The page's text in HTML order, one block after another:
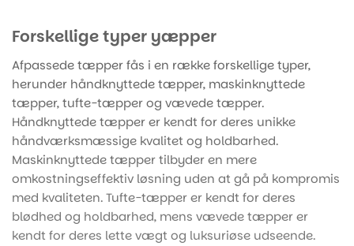
Forskellige typer yæpper
Afpassede tæpper fås i en række forskellige typer,
herunder håndknyttede tæpper, maskinknyttede
tæpper, tufte-tæpper og vævede tæpper.
Håndknyttede tæpper er kendt for deres unikke
håndværksmæssige kvalitet og holdbarhed.
Maskinknyttede tæpper tilbyder en mere
omkostningseffektiv løsning uden at gå på kompromis
med kvaliteten. Tufte-tæpper er kendt for deres
blødhed og holdbarhed, mens vævede tæpper er
kendt for deres lette vægt og luksuriøse udseende.